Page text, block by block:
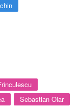
Sebastian Olar